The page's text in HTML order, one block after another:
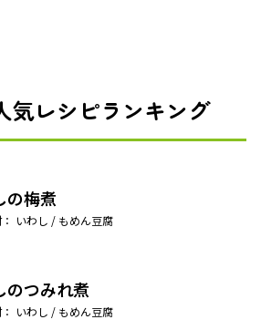
気レシピランキング
の梅煮
いわし / もめん豆腐
のつみれ煮
いわし / もめん豆腐